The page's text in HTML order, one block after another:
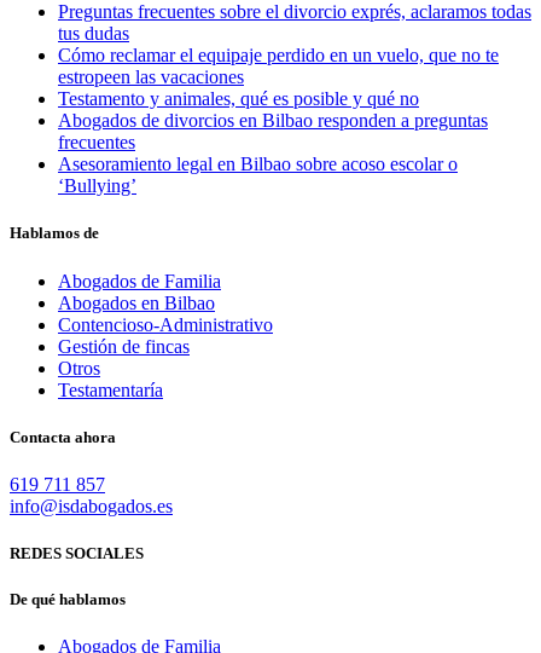
Preguntas frecuentes sobre el divorcio exprés, aclaramos todas
tus dudas
Cómo reclamar el equipaje perdido en un vuelo, que no te
estropeen las vacaciones
Testamento y animales, qué es posible y qué no
Abogados de divorcios en Bilbao responden a preguntas
frecuentes
Asesoramiento legal en Bilbao sobre acoso escolar o
‘Bullying’
Hablamos de
Abogados de Familia
Abogados en Bilbao
Contencioso-Administrativo
Gestión de fincas
Otros
Testamentaría
Contacta ahora
619 711 857
info@isdabogados.es
REDES SOCIALES
De qué hablamos
Abogados de Familia